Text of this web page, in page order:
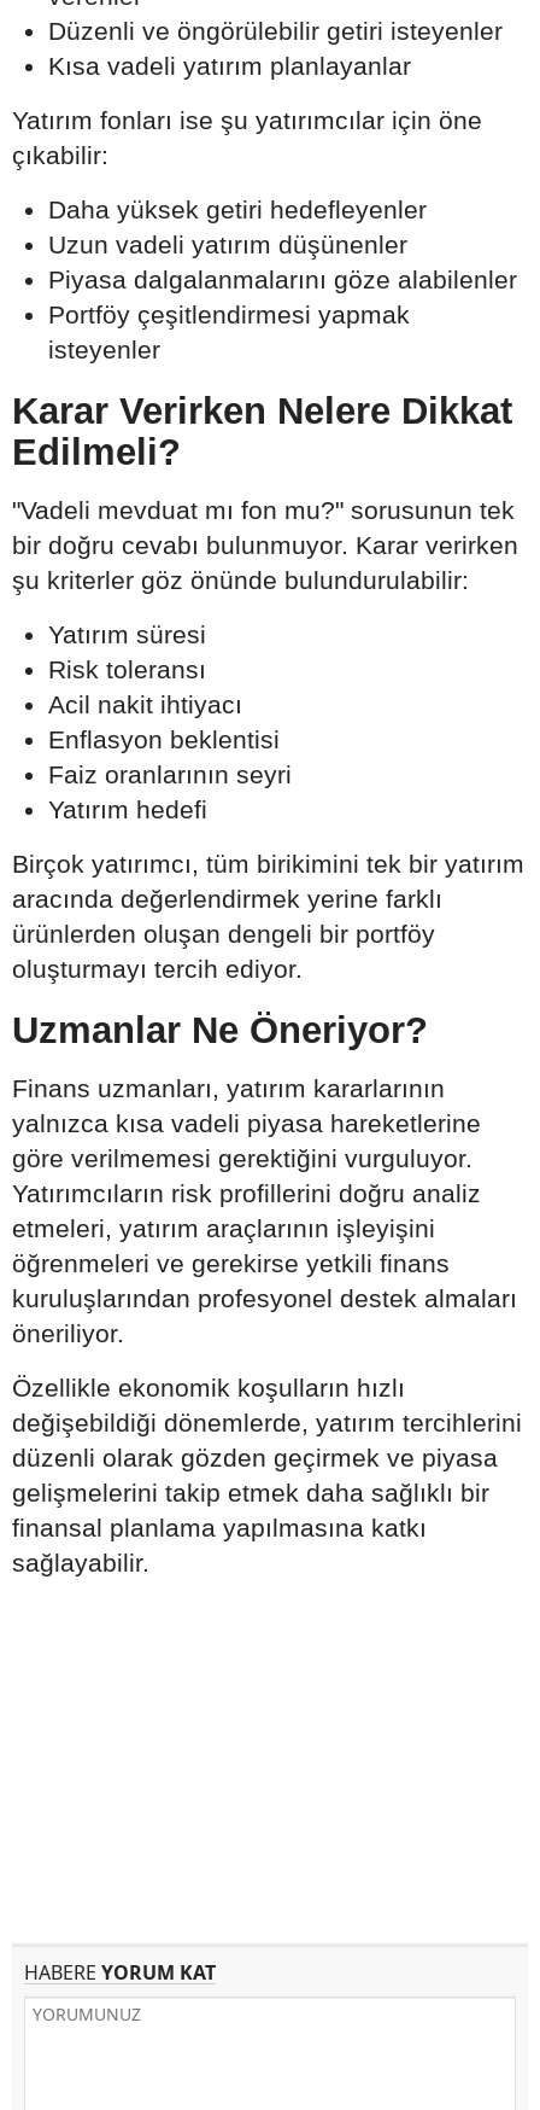
Düzenli ve öngörülebilir getiri isteyenler
Kısa vadeli yatırım planlayanlar
Yatırım fonları ise şu yatırımcılar için öne
çıkabilir:
Daha yüksek getiri hedefleyenler
Uzun vadeli yatırım düşünenler
Piyasa dalgalanmalarını göze alabilenler
Portföy çeşitlendirmesi yapmak
isteyenler
Karar Verirken Nelere Dikkat
Edilmeli?
"Vadeli mevduat mı fon mu?" sorusunun tek
bir doğru cevabı bulunmuyor. Karar verirken
şu kriterler göz önünde bulundurulabilir:
Yatırım süresi
Risk toleransı
Acil nakit ihtiyacı
Enflasyon beklentisi
Faiz oranlarının seyri
Yatırım hedefi
Birçok yatırımcı, tüm birikimini tek bir yatırım
aracında değerlendirmek yerine farklı
ürünlerden oluşan dengeli bir portföy
oluşturmayı tercih ediyor.
Uzmanlar Ne Öneriyor?
Finans uzmanları, yatırım kararlarının
yalnızca kısa vadeli piyasa hareketlerine
göre verilmemesi gerektiğini vurguluyor.
Yatırımcıların risk profillerini doğru analiz
etmeleri, yatırım araçlarının işleyişini
öğrenmeleri ve gerekirse yetkili finans
kuruluşlarından profesyonel destek almaları
öneriliyor.
Özellikle ekonomik koşulların hızlı
değişebildiği dönemlerde, yatırım tercihlerini
düzenli olarak gözden geçirmek ve piyasa
gelişmelerini takip etmek daha sağlıklı bir
finansal planlama yapılmasına katkı
sağlayabilir.
HABERE YORUM KAT